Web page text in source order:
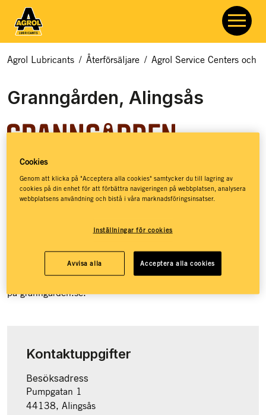
Agrol Lubricants / Återförsäljare / Agrol Service Centers och
Granngården, Alingsås
Granngården hjälper dig med allt som rör odling, djur och
natur. Hos Granngården hittar du ett basutbud av
jordnära liv. Granngården har stöttat drömmar sedan 1880,
då de öppnade sin första lilla gårdshandel på den
småländska landsbygden. Idag, mer än 140 år senare, har
Granngården över 100 butiker runt om i landet och e-handel
på granngården.se.
Kontaktuppgifter
Besöksadress
Pumpgatan 1
44138, Alingsås
Cookies
Genom att klicka på "Acceptera alla cookies" samtycker du till lagring av
cookies på din enhet för att förbättra navigeringen på webbplatsen, analysera
webbplatsens användning och bistå i våra marknadsföringsinsatser.
Inställningar för cookies
Avvisa alla Acceptera alla cookies